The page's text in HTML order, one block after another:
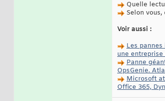
Quelle
Selon
Voir aussi :
Les
une
Panne
OpsGenie.
Microsoft
Office 365,